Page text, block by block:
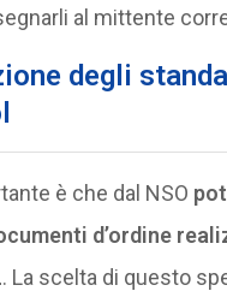
al mittente
degli
è che dal NSO
d’ordine
. La scelta di questo